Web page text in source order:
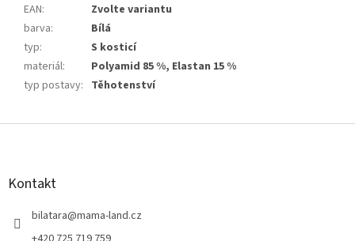
EAN:
Zvolte variantu
barva:
Bílá
typ:
S kosticí
materiál:
Polyamid 85 %, Elastan 15 %
typ postavy: Těhotenství
Z
Kontakt
bilatara@mama-land.cz